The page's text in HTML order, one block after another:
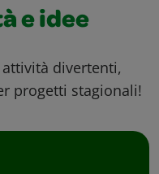
e idee
divertenti,
progetti stagionali!